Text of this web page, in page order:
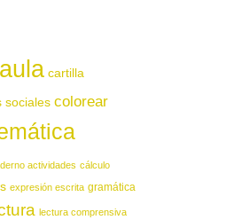
aula cartilla
sociales colorear
actividades cálculo
expresión escrita gramática
lectura comprensiva